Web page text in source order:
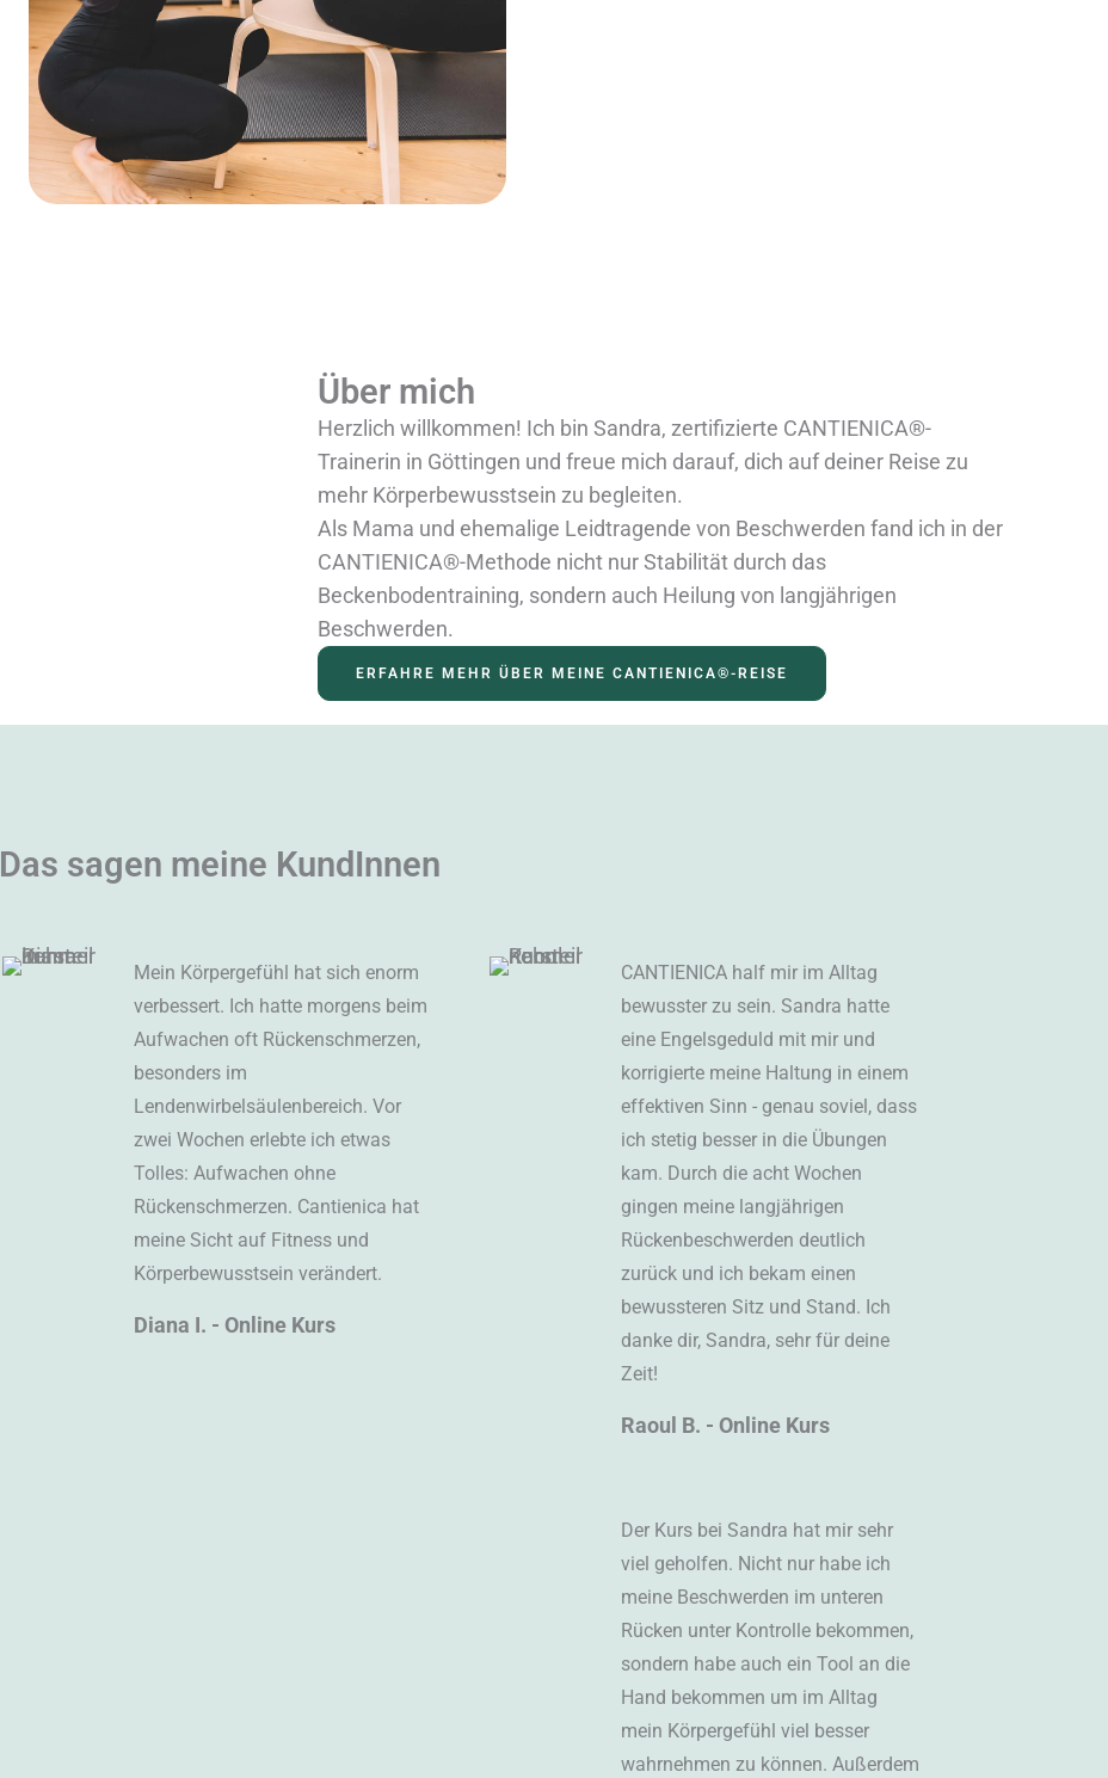
Über mich
Herzlich willkommen! Ich bin Sandra, zertifizierte CANTIENICA®-
Trainerin in Göttingen und freue mich darauf, dich auf deiner Reise zu
mehr Körperbewusstsein zu begleiten.
Als Mama und ehemalige Leidtragende von Beschwerden fand ich in der
CANTIENICA®-Methode nicht nur Stabilität durch das
Beckenbodentraining, sondern auch Heilung von langjährigen
Beschwerden.
ERFAHRE MEHR ÜBER MEINE CANTIENICA®-REISE
Das sagen meine KundInnen
Mein Körpergefühl hat sich enorm
verbessert. Ich hatte morgens beim
Aufwachen oft Rückenschmerzen,
besonders im
Lendenwirbelsäulenbereich. Vor
zwei Wochen erlebte ich etwas
Tolles: Aufwachen ohne
Rückenschmerzen. Cantienica hat
meine Sicht auf Fitness und
Körperbewusstsein verändert.
Diana I. - Online Kurs
CANTIENICA half mir im Alltag
bewusster zu sein. Sandra hatte
eine Engelsgeduld mit mir und
korrigierte meine Haltung in einem
effektiven Sinn - genau soviel, dass
ich stetig besser in die Übungen
kam. Durch die acht Wochen
gingen meine langjährigen
Rückenbeschwerden deutlich
zurück und ich bekam einen
bewussteren Sitz und Stand. Ich
danke dir, Sandra, sehr für deine
Zeit!
Raoul B. - Online Kurs
Der Kurs bei Sandra hat mir sehr
viel geholfen. Nicht nur habe ich
meine Beschwerden im unteren
Rücken unter Kontrolle bekommen,
sondern habe auch ein Tool an die
Hand bekommen um im Alltag
mein Körpergefühl viel besser
wahrnehmen zu können. Außerdem